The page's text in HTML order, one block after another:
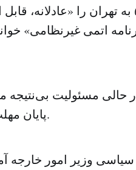
اعضای ۱+۵ به تهران را
اتمی غیرنظامی»
مسئولیت بی‌نتیجه
پایان مهلت مذاکرات تنها یک ماه فرصت باقی‌ مانده است.
وزیر امور خارجه